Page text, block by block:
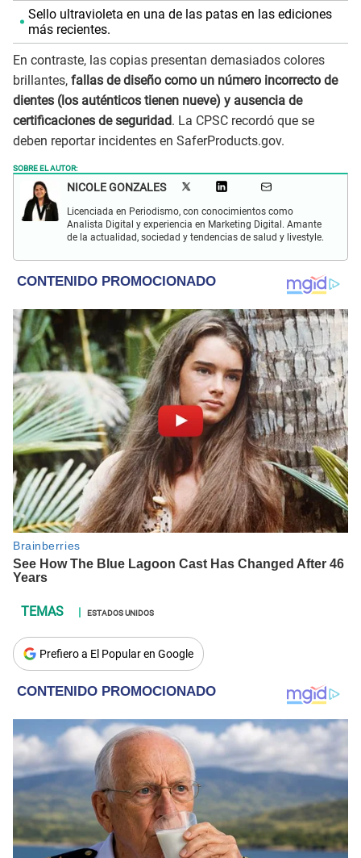
Sello ultravioleta en una de las patas en las ediciones
más recientes.
En contraste, las copias presentan demasiados colores
brillantes, fallas de diseño como un número incorrecto de
dientes (los auténticos tienen nueve) y ausencia de
certificaciones de seguridad. La CPSC recordó que se
deben reportar incidentes en SaferProducts.gov.
SOBRE EL AUTOR:
NICOLE GONZALES
Licenciada en Periodismo, con conocimientos como
Analista Digital y experiencia en Marketing Digital. Amante
de la actualidad, sociedad y tendencias de salud y livestyle.
ESTADOS UNIDOS
Prefiero a El Popular en Google